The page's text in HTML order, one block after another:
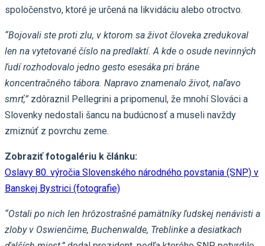
spoločenstvo, ktoré je určená na likvidáciu alebo otroctvo.
“Bojovali ste proti zlu, v ktorom sa život človeka zredukoval
len na vytetované číslo na predlaktí. A kde o osude nevinných
ľudí rozhodovalo jedno gesto esesáka pri bráne
koncentračného tábora. Napravo znamenalo život, naľavo
smrť,” zdôraznil Pellegrini a pripomenul, že mnohí Slováci a
Slovenky nedostali šancu na budúcnosť a museli navždy
zmiznúť z povrchu zeme.
Zobraziť fotogalériu k článku:
Oslavy 80. výročia Slovenského národného povstania (SNP) v
Banskej Bystrici (fotografie)
“Ostali po nich len hrôzostrašné pamätníky ľudskej nenávisti a
zloby v Oswienčime, Buchenwalde, Treblinke a desiatkach